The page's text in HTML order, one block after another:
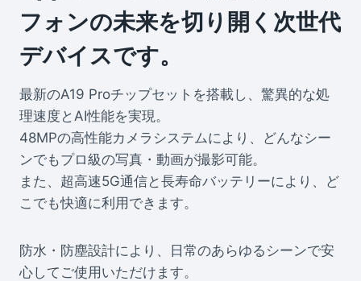
フォンの未来を切り開く次世代
デバイスです。
最新のA19 Proチップセットを搭載し、驚異的な処
理速度とAI性能を実現。
48MPの高性能カメラシステムにより、どんなシー
ンでもプロ級の写真・動画が撮影可能。
また、超高速5G通信と長寿命バッテリーにより、ど
こでも快適に利用できます。
防水・防塵設計により、日常のあらゆるシーンで安
心してご使用いただけます。